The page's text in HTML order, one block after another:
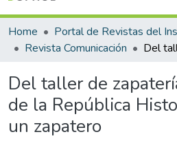
Home
Revista Comunicación
Del taller de
de la República
un zapatero